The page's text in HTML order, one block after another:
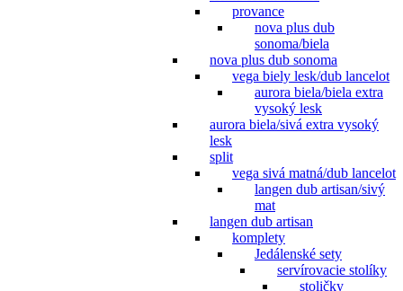
provance
nova plus dub
sonoma/biela
nova plus dub sonoma
vega biely lesk/dub lancelot
aurora biela/biela extra
vysoký lesk
aurora biela/sivá extra vysoký
lesk
split
vega sivá matná/dub lancelot
langen dub artisan/sivý
mat
langen dub artisan
komplety
Jedálenské sety
servírovacie stolíky
stoličky